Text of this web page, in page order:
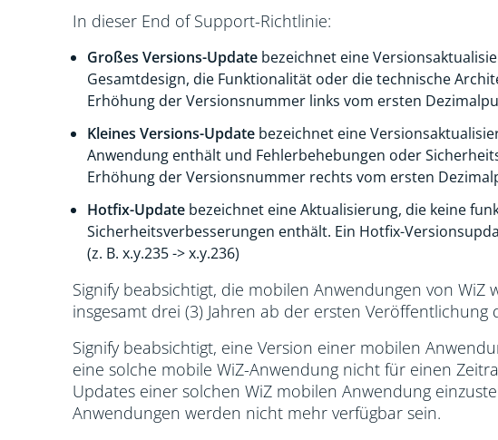
In dieser End of Support-Richtlinie:
Großes Versions-Update bezeichnet eine
Gesamtdesign, die Funktionalität oder die technische
Erhöhung der Versionsnummer links vom ersten
Kleines Versions-Update bezeichnet eine
Anwendung enthält und Fehlerbehebungen oder
Erhöhung der Versionsnummer rechts vom ersten
Hotfix-Update bezeichnet eine Aktualisierung, die keine
Sicherheitsverbesserungen enthält. Ein Hotfix-
(z. B. x.y.235 -> x.y.236)
Signify beabsichtigt, die mobilen Anwendungen von
insgesamt drei (3) Jahren ab der ersten
Signify beabsichtigt, eine Version einer mobilen
eine solche mobile WiZ-Anwendung nicht für einen
Updates einer solchen WiZ mobilen Anwendung
Anwendungen werden nicht mehr verfügbar sein.